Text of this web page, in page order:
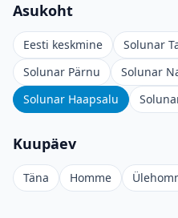
Asukoht
Eesti keskmine Solunar
Solunar Pärnu
Solunar
Solunar Haapsalu
Kuupäev
Täna Homme